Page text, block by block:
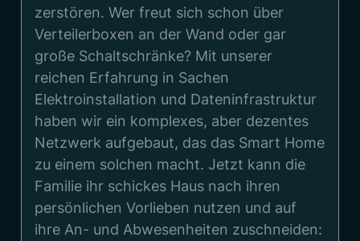
zerstören. Wer freut sich schon über
Verteilerboxen an der Wand oder gar
große Schaltschränke? Mit unserer
reichen Erfahrung in Sachen
Elektroinstallation und Dateninfrastruktur
haben wir ein komplexes, aber dezentes
Netzwerk aufgebaut, das das Smart Home
zu einem solchen macht. Jetzt kann die
Familie ihr schickes Haus nach ihren
persönlichen Vorlieben nutzen und auf
ihre An- und Abwesenheiten zuschneiden: